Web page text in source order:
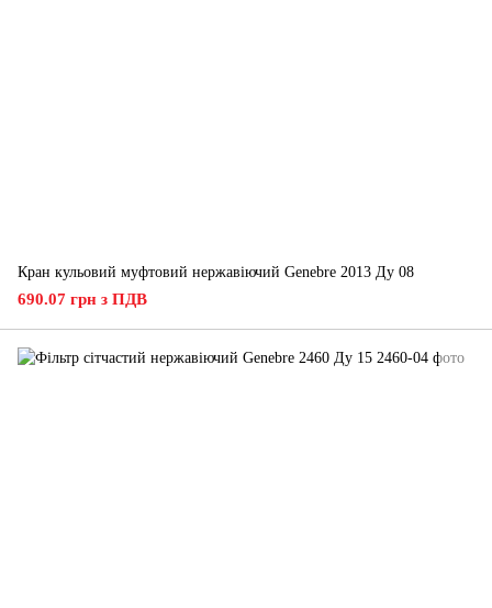
Кран кульовий муфтовий нержавіючий Genebre 2013 Ду 08
690.07 грн з ПДВ